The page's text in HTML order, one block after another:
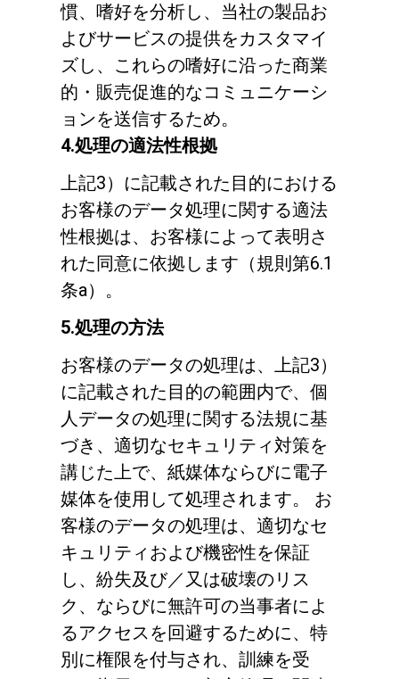
慣、嗜好を分析し、当社の製品お
よびサービスの提供をカスタマイ
ズし、これらの嗜好に沿った商業
的・販売促進的なコミュニケーシ
ョンを送信するため。
4.処理の適法性根拠
上記3）に記載された目的における
お客様のデータ処理に関する適法
性根拠は、お客様によって表明さ
れた同意に依拠します（規則第6.1
条a）。
5.処理の方法
お客様のデータの処理は、上記3）
に記載された目的の範囲内で、個
人データの処理に関する法規に基
づき、適切なセキュリティ対策を
講じた上で、紙媒体ならびに電子
媒体を使用して処理されます。 お
客様のデータの処理は、適切なセ
キュリティおよび機密性を保証
し、紛失及び／又は破壊のリス
ク、ならびに無許可の当事者によ
るアクセスを回避するために、特
別に権限を付与され、訓練を受